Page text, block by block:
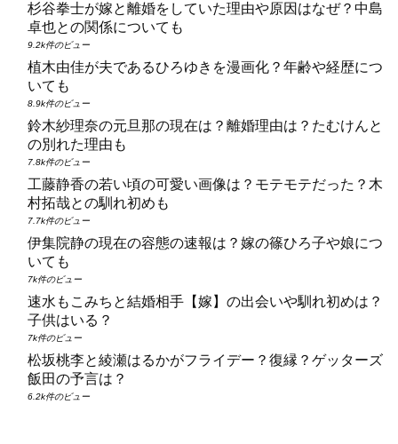
杉谷拳士が嫁と離婚をしていた理由や原因はなぜ？中島
卓也との関係についても
9.2k件のビュー
植木由佳が夫であるひろゆきを漫画化？年齢や経歴につ
いても
8.9k件のビュー
鈴木紗理奈の元旦那の現在は？離婚理由は？たむけんと
の別れた理由も
7.8k件のビュー
工藤静香の若い頃の可愛い画像は？モテモテだった？木
村拓哉との馴れ初めも
7.7k件のビュー
伊集院静の現在の容態の速報は？嫁の篠ひろ子や娘につ
いても
7k件のビュー
速水もこみちと結婚相手【嫁】の出会いや馴れ初めは？
子供はいる？
7k件のビュー
松坂桃李と綾瀬はるかがフライデー？復縁？ゲッターズ
飯田の予言は？
6.2k件のビュー